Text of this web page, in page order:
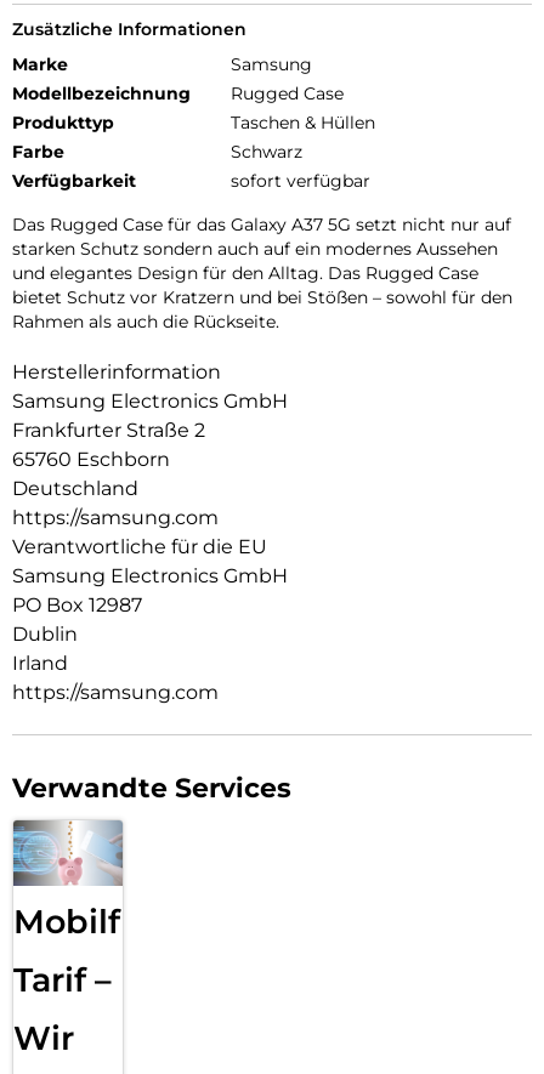
Zusätzliche Informationen
Marke
Samsung
Modellbezeichnung
Rugged Case
Produkttyp
Taschen & Hüllen
Farbe
Schwarz
Verfügbarkeit
sofort verfügbar
Das Rugged Case für das Galaxy A37 5G setzt nicht nur auf
starken Schutz sondern auch auf ein modernes Aussehen
und elegantes Design für den Alltag. Das Rugged Case
bietet Schutz vor Kratzern und bei Stößen – sowohl für den
Rahmen als auch die Rückseite.
Herstellerinformation
Samsung Electronics GmbH
Frankfurter Straße 2
65760 Eschborn
Deutschland
https://samsung.com
Verantwortliche für die EU
Samsung Electronics GmbH
PO Box 12987
Dublin
Irland
https://samsung.com
Verwandte Services
Mobilfunk
Tarif –
Wir